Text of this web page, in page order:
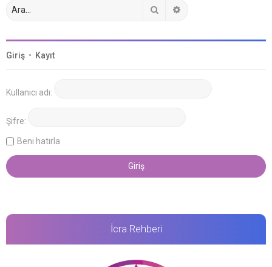
Giriş • Kayıt
Kullanıcı adı:
Şifre:
Beni hatırla
İcra Rehberi